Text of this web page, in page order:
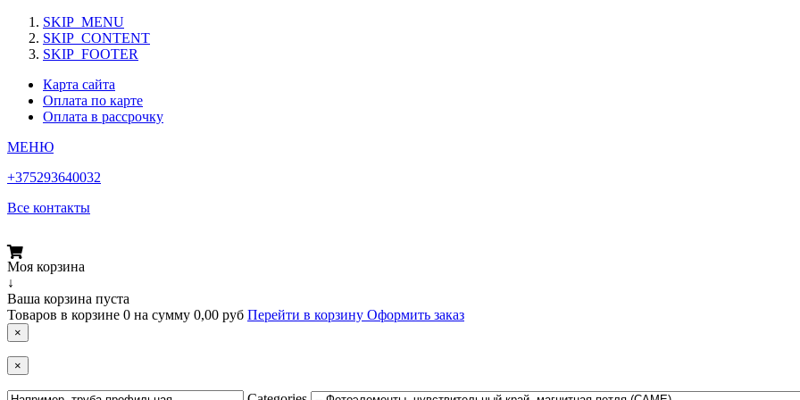
SKIP_MENU
SKIP_CONTENT
SKIP_FOOTER
Карта сайта
Оплата по карте
Оплата в рассрочку
МЕНЮ
+375293640032
Все контакты
Моя корзина
↓
Ваша корзина пуста
Товаров в корзине 0 на сумму 0,00 руб Перейти в корзину Оформить заказ
×
×